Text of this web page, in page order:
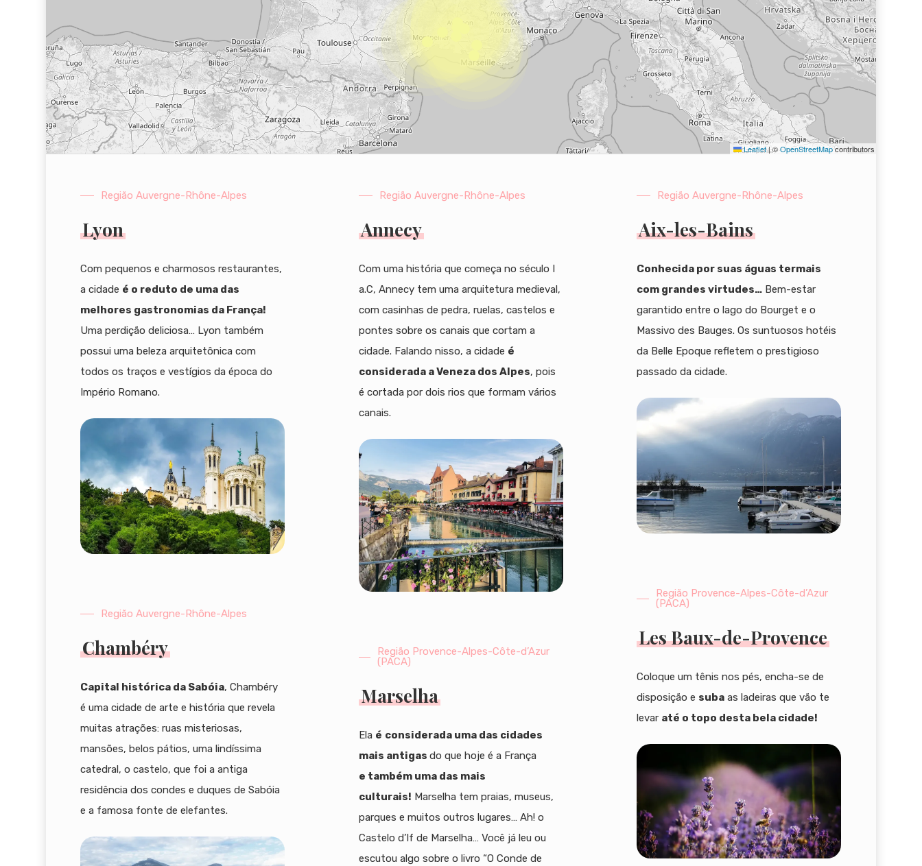
Leaflet|©OpenStreetMapcontributors
Região Auvergne-Rhône-Alpes
Lyon
Com pequenos e charmosos restaurantes,
a cidade é o reduto de uma das
melhores gastronomias da França!
Uma perdição deliciosa… Lyon também
possui uma beleza arquitetônica com
todos os traços e vestígios da época do
Império Romano.
Região Auvergne-Rhône-Alpes
Chambéry
Capital histórica da Sabóia, Chambéry
é uma cidade de arte e história que revela
muitas atrações: ruas misteriosas,
mansões, belos pátios, uma lindíssima
catedral, o castelo, que foi a antiga
residência dos condes e duques de Sabóia
e a famosa fonte de elefantes.
Região Auvergne-Rhône-Alpes
Annecy
Com uma história que começa no século I
a.C, Annecy tem uma arquitetura medieval,
com casinhas de pedra, ruelas, castelos e
pontes sobre os canais que cortam a
cidade. Falando nisso, a cidade é
considerada a Veneza dos Alpes, pois
é cortada por dois rios que formam vários
canais.
Região Provence-Alpes-Côte-d’Azur
(PACA)
Marselha
Ela é considerada uma das cidades
mais antigas do que hoje é a França
e também uma das mais
culturais! Marselha tem praias, museus,
parques e muitos outros lugares… Ah! o
Castelo d’If de Marselha… Você já leu ou
escutou algo sobre o livro “O Conde de
Região Auvergne-Rhône-Alpes
Aix-les-Bains
Conhecida por suas águas termais
com grandes virtudes… Bem-estar
garantido entre o lago do Bourget e o
Massivo des Bauges. Os suntuosos hotéis
da Belle Epoque refletem o prestigioso
passado da cidade.
Região Provence-Alpes-Côte-d’Azur
(PACA)
Les Baux-de-Provence
Coloque um tênis nos pés, encha-se de
disposição e suba as ladeiras que vão te
levar até o topo desta bela cidade!